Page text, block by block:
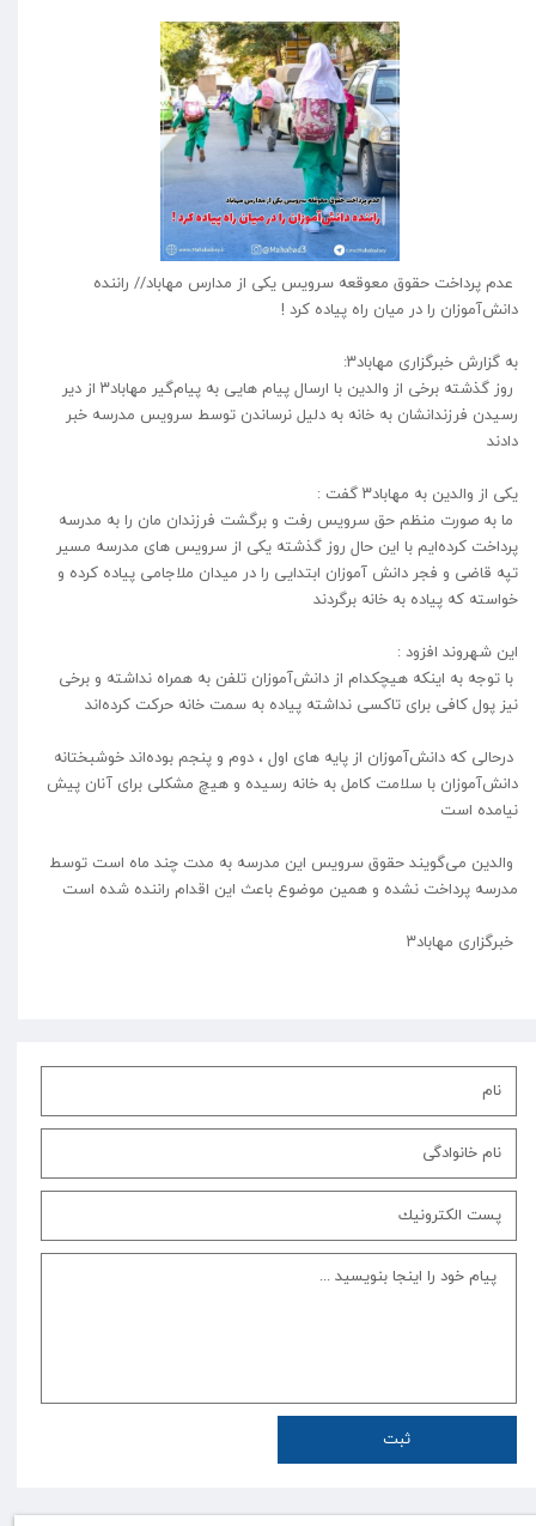
عدم پرداخت حقوق معوقعه سرویس یکی از مدارس مهاباد// راننده
دانش‌آموزان را در میان راه پیاده کرد !
به گزارش خبرگزاری مهاباد۳:
روز گذشته برخی از والدین با ارسال پیام هایی به پیام‌گیر مهاباد۳ از دیر
رسیدن فرزندانشان به خانه به دلیل نرساندن توسط سرویس مدرسه خبر
دادند
یکی از والدین به مهاباد۳ گفت :
ما به صورت منظم حق سرویس رفت و برگشت فرزندان مان را به مدرسه
پرداخت کرده‌ایم با این حال روز گذشته یکی از سرویس های مدرسه مسیر
تپه قاضی و فجر دانش آموزان ابتدایی را در میدان ملاجامی پیاده کرده و
خواسته که پیاده به خانه برگردند
این شهروند افزود :
با توجه به اینکه هیچکدام از دانش‌آموزان تلفن به همراه نداشته و برخی
نیز پول کافی برای تاکسی نداشته پیاده به سمت خانه حرکت کرده‌اند
درحالی که دانش‌آموزان از پایه های اول ، دوم و پنجم بوده‌اند خوشبختانه
دانش‌آموزان با سلامت کامل به خانه رسیده و هیچ مشکلی برای آنان پیش
نیامده‌ است
والدین می‌گویند حقوق سرویس این مدرسه به مدت چند ماه است توسط
مدرسه پرداخت نشده و همین موضوع باعث این اقدام راننده شده است
خبرگزاری مهاباد۳
ثبت